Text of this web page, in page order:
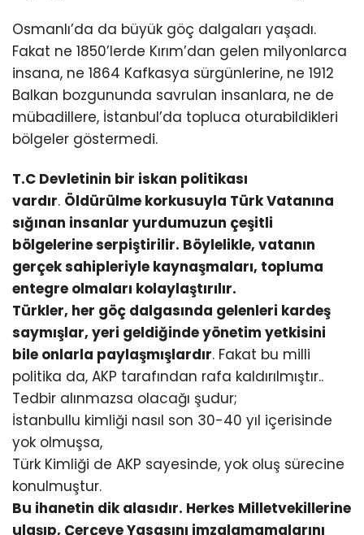
Osmanlı’da da büyük göç dalgaları yaşadı.
Fakat ne 1850’lerde Kırım’dan gelen milyonlarca
insana, ne 1864 Kafkasya sürgünlerine, ne 1912
Balkan bozgununda savrulan insanlara, ne de
mübadillere, İstanbul’da topluca oturabildikleri
bölgeler göstermedi.
T.C Devletinin bir iskan politikası
vardır. Öldürülme korkusuyla Türk Vatanına
sığınan insanlar yurdumuzun çeşitli
bölgelerine serpiştirilir. Böylelikle, vatanın
gerçek sahipleriyle kaynaşmaları, topluma
entegre olmaları kolaylaştırılır.
Türkler, her göç dalgasında gelenleri kardeş
saymışlar, yeri geldiğinde yönetim yetkisini
bile onlarla paylaşmışlardır. Fakat bu milli
politika da, AKP tarafından rafa kaldırılmıştır..
Tedbir alınmazsa olacağı şudur;
İstanbullu kimliği nasıl son 30-40 yıl içerisinde
yok olmuşsa,
Türk Kimliği de AKP sayesinde, yok oluş sürecine
konulmuştur.
Bu ihanetin dik alasıdır. Herkes Milletvekillerine
ulaşıp, Çerçeve Yasasını imzalamamalarını